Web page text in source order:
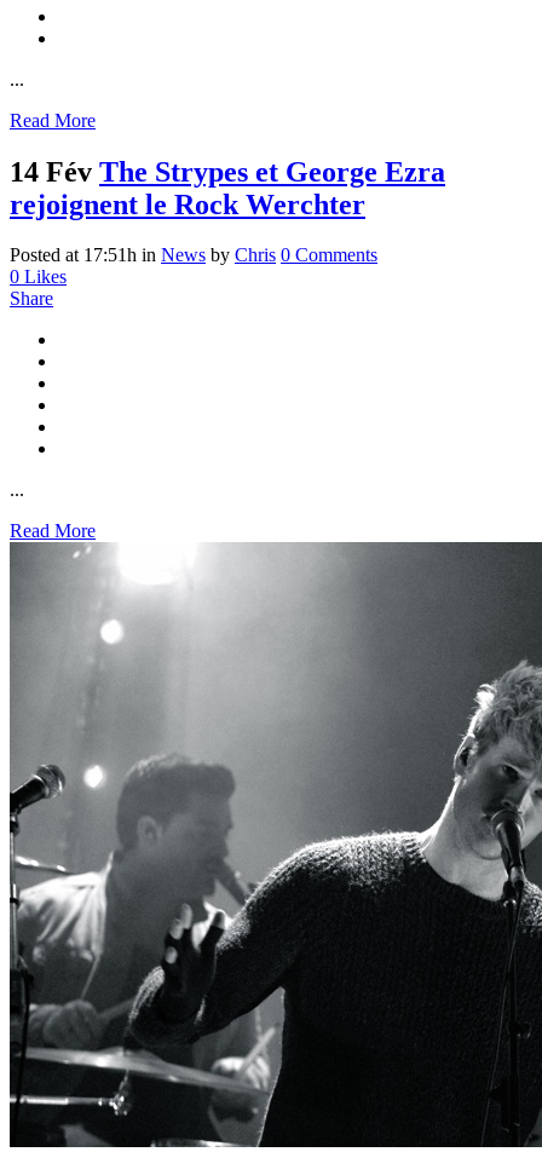
...
Read More
14 Fév The Strypes et George Ezra
rejoignent le Rock Werchter
Posted at 17:51h in News by Chris 0 Comments
0 Likes
Share
...
Read More